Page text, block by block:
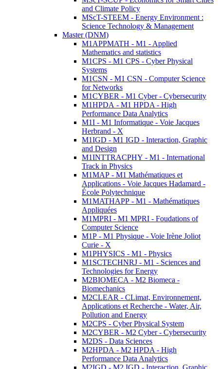
and Climate Policy
MScT-STEEM - Energy Environment :
Science Technology & Management
Master (DNM)
M1APPMATH - M1 - Applied
Mathematics and statistics
M1CPS - M1 CPS - Cyber Physical
Systems
M1CSN - M1 CSN - Computer Science
for Networks
M1CYBER - M1 Cyber - Cybersecurity
M1HPDA - M1 HPDA - High
Performance Data Analytics
M1I - M1 Informatique - Voie Jacques
Herbrand - X
M1IGD - M1 IGD - Interaction, Graphic
and Design
M1INTTRACPHY - M1 - International
Track in Physics
M1MAP - M1 Mathématiques et
Applications - Voie Jacques Hadamard -
École Polytechnique
M1MATHAPP - M1 - Mathématiques
Appliquées
M1MPRI - M1 MPRI - Foudations of
Computer Science
M1P - M1 Physique - Voie Irène Joliot
Curie - X
M1PHYSICS - M1 - Physics
M1SCTECHNRJ - M1 - Sciences and
Technologies for Energy
M2BIOMECA - M2 Biomeca -
Biomechanics
M2CLEAR - CLimat, Environnement,
Applications et Recherche - Water, Air,
Pollution and Energy
M2CPS - Cyber Physical System
M2CYBER - M2 Cyber - Cybersecurity
M2DS - Data Sciences
M2HPDA - M2 HPDA - High
Performance Data Analytics
M2IGD - M2 IGD - Interaction, Graphic